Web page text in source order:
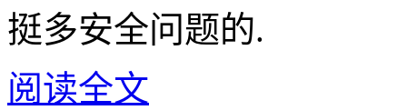
挺多安全问题的.
阅读全文